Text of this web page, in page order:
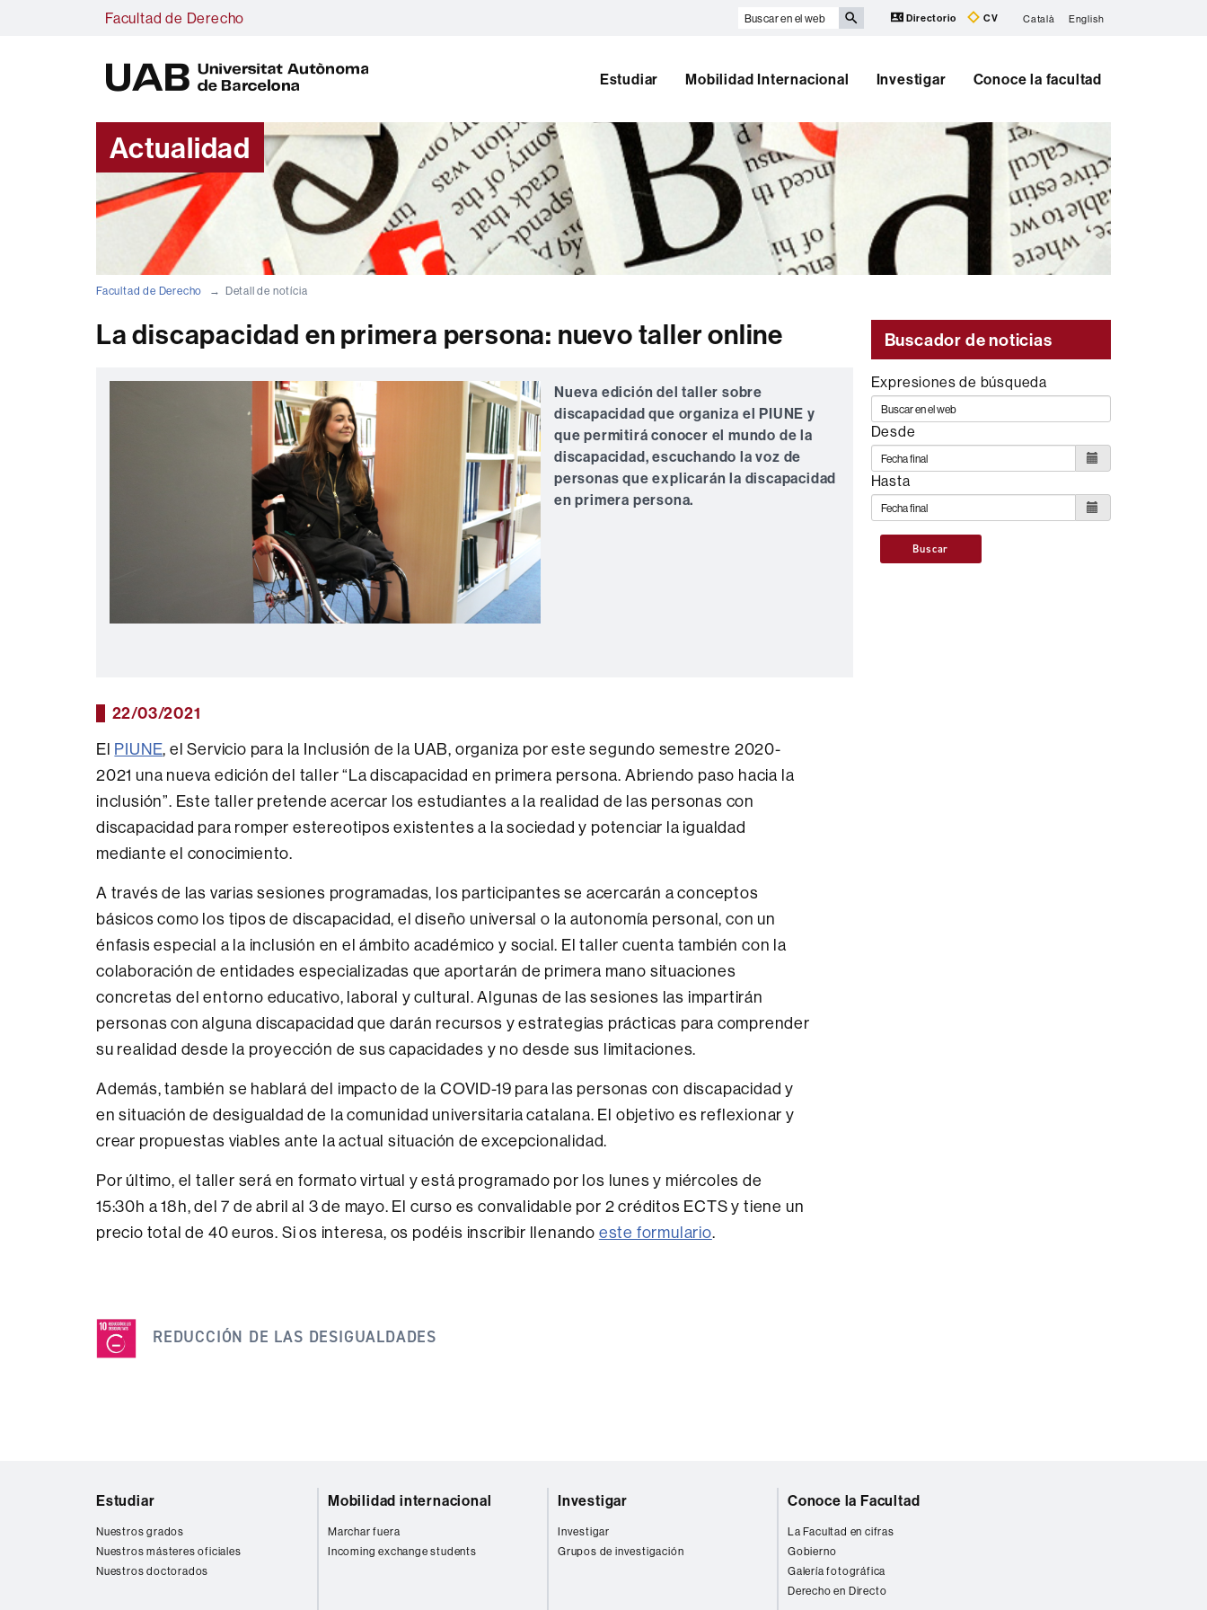
Facultad de Derecho
Buscar
web
Directorio CV Català English
A
Estudiar Mobilidad Internacional Investigar Conoce la facultad
Actualidad
Facultad de Derecho Detall de notícia
La discapacidad en primera persona: nuevo taller online
Nueva edición del taller sobre
discapacidad que organiza el PIUNE y
que permitirá conocer el mundo de la
discapacidad, escuchando la voz de
personas que explicarán la discapacidad
en primera persona.
22/03/2021
El PIUNE, el Servicio para la Inclusión de la UAB, organiza por este segundo semestre 2020-
2021 una nueva edición del taller “La discapacidad en primera persona. Abriendo paso hacia la
inclusión”. Este taller pretende acercar los estudiantes a la realidad de las personas con
discapacidad para romper estereotipos existentes a la sociedad y potenciar la igualdad
mediante el conocimiento.
A través de las varias sesiones programadas, los participantes se acercarán a conceptos
básicos como los tipos de discapacidad, el diseño universal o la autonomía personal, con un
énfasis especial a la inclusión en el ámbito académico y social. El taller cuenta también con la
colaboración de entidades especializadas que aportarán de primera mano situaciones
concretas del entorno educativo, laboral y cultural. Algunas de las sesiones las impartirán
personas con alguna discapacidad que darán recursos y estrategias prácticas para comprender
su realidad desde la proyección de sus capacidades y no desde sus limitaciones.
Además, también se hablará del impacto de la COVID-19 para las personas con discapacidad y
en situación de desigualdad de la comunidad universitaria catalana. El objetivo es reflexionar y
crear propuestas viables ante la actual situación de excepcionalidad.
Por último, el taller será en formato virtual y está programado por los lunes y miércoles de
15:30h a 18h, del 7 de abril al 3 de mayo. El curso es convalidable por 2 créditos ECTS y tiene un
precio total de 40 euros. Si os interesa, os podéis inscribir llenando este formulario.
noticia
se
siguientes
REDUCCIÓN DE LAS DESIGUALDADES
Buscador de noticias
Expresiones de búsqueda
Desde
Hasta
Buscar
Estudiar
Nuestros grados
Nuestros másteres oficiales
Nuestros doctorados
Mobilidad internacional
Marchar fuera
Incoming exchange students
Investigar
Investigar
Grupos de investigación
Conoce la Facultad
La Facultad en cifras
Gobierno
Galería fotográfica
Derecho en Directo